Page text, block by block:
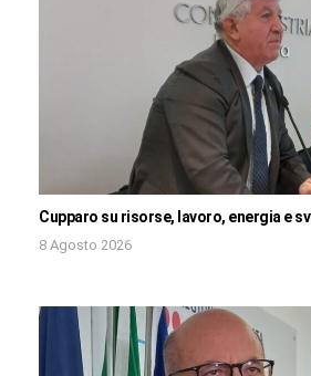
Cupparo su risorse, lavoro, energia e
8 Agosto 2026